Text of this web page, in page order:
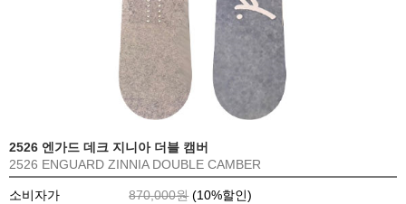
2526 엔가드 데크 지니아 더블 캠버
2526 ENGUARD ZINNIA DOUBLE CAMBER
소비자가 870,000원 (10%할인)